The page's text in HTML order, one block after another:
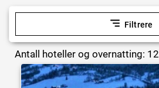
Filtrere
Antall hoteller og overnatting: 12